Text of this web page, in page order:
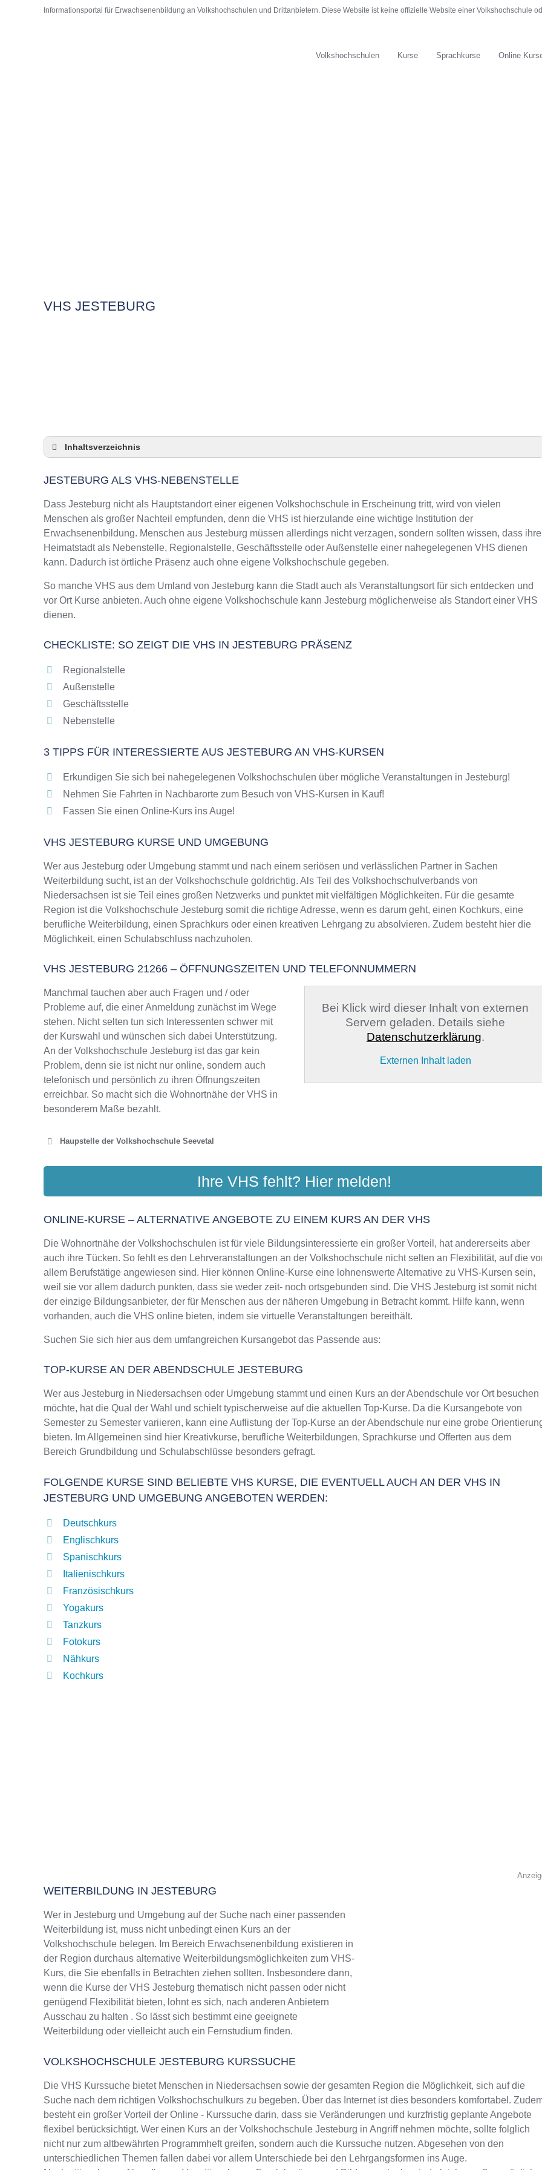
Informationsportal für Erwachsenenbildung an Volkshochschulen und Drittanbietern. Diese Website ist keine offizielle Website einer Volkshochschule
Volkshochschulen Kurse Sprachkurse Online
VHS JESTEBURG
Inhaltsverzeichnis
Checkliste: So zeigt die VHS in Jesteburg Präsenz
3 Tipps für Interessierte aus Jesteburg an VHS-Kursen
VHS Jesteburg Kurse und Umgebung
VHS Jesteburg – Öffnungszeiten und Telefonnummer
Online-Kurse – Alternative Angebote zu einem Kurs an der VHS
Top-Kurse an der Abendschule Jesteburg
Weiterbildung in Jesteburg
VHS Jesteburg Programm 2025 / 2026
JESTEBURG ALS VHS-NEBENSTELLE
Dass Jesteburg nicht als Hauptstandort einer eigenen Volkshochschule in Erscheinung tritt, wird von vielen
Menschen als großer Nachteil empfunden, denn die VHS ist hierzulande eine wichtige Institution der
Erwachsenenbildung. Menschen aus Jesteburg müssen allerdings nicht verzagen, sondern sollten wissen, dass ihre
Heimatstadt als Nebenstelle, Regionalstelle, Geschäftsstelle oder Außenstelle einer nahegelegenen VHS dienen
kann. Dadurch ist örtliche Präsenz auch ohne eigene Volkshochschule gegeben.
So manche VHS aus dem Umland von Jesteburg kann die Stadt auch als Veranstaltungsort für sich entdecken und
vor Ort Kurse anbieten. Auch ohne eigene Volkshochschule kann Jesteburg möglicherweise als Standort einer VHS
dienen.
CHECKLISTE: SO ZEIGT DIE VHS IN JESTEBURG PRÄSENZ
Regionalstelle
Außenstelle
Geschäftsstelle
Nebenstelle
3 TIPPS FÜR INTERESSIERTE AUS JESTEBURG AN VHS-KURSEN
Erkundigen Sie sich bei nahegelegenen Volkshochschulen über mögliche Veranstaltungen in Jesteburg!
Nehmen Sie Fahrten in Nachbarorte zum Besuch von VHS-Kursen in Kauf!
Fassen Sie einen Online-Kurs ins Auge!
VHS JESTEBURG KURSE UND UMGEBUNG
Wer aus Jesteburg oder Umgebung stammt und nach einem seriösen und verlässlichen Partner in Sachen
Weiterbildung sucht, ist an der Volkshochschule goldrichtig. Als Teil des Volkshochschulverbands von
Niedersachsen ist sie Teil eines großen Netzwerks und punktet mit vielfältigen Möglichkeiten. Für die gesamte
Region ist die Volkshochschule Jesteburg somit die richtige Adresse, wenn es darum geht, einen Kochkurs, eine
berufliche Weiterbildung, einen Sprachkurs oder einen kreativen Lehrgang zu absolvieren. Zudem besteht hier die
Möglichkeit, einen Schulabschluss nachzuholen.
VHS JESTEBURG 21266 – ÖFFNUNGSZEITEN UND TELEFONNUMMERN
Manchmal tauchen aber auch Fragen und / oder
Probleme auf, die einer Anmeldung zunächst im Wege
stehen. Nicht selten tun sich Interessenten schwer mit
der Kurswahl und wünschen sich dabei Unterstützung.
An der Volkshochschule Jesteburg ist das gar kein
Problem, denn sie ist nicht nur online, sondern auch
telefonisch und persönlich zu ihren Öffnungszeiten
erreichbar. So macht sich die Wohnortnähe der VHS in
besonderem Maße bezahlt.
Bei Klick wird dieser Inhalt von externen
Servern geladen. Details siehe
Datenschutzerklärung.
Externen Inhalt laden
Haupstelle der Volkshochschule Seevetal
KVHS LANDKREIS HARBURG
Ihre VHS fehlt? Hier melden!
ONLINE-KURSE – ALTERNATIVE ANGEBOTE ZU EINEM KURS AN DER VHS
Die Wohnortnähe der Volkshochschulen ist für viele Bildungsinteressierte ein großer Vorteil, hat andererseits aber
auch ihre Tücken. So fehlt es den Lehrveranstaltungen an der Volkshochschule nicht selten an Flexibilität, auf die
allem Berufstätige angewiesen sind. Hier können Online-Kurse eine lohnenswerte Alternative zu VHS-Kursen sein,
weil sie vor allem dadurch punkten, dass sie weder zeit- noch ortsgebunden sind. Die VHS Jesteburg ist somit nicht
der einzige Bildungsanbieter, der für Menschen aus der näheren Umgebung in Betracht kommt. Hilfe kann, wenn
vorhanden, auch die VHS online bieten, indem sie virtuelle Veranstaltungen bereithält.
Suchen Sie sich hier aus dem umfangreichen Kursangebot das Passende aus:
TOP-KURSE AN DER ABENDSCHULE JESTEBURG
Wer aus Jesteburg in Niedersachsen oder Umgebung stammt und einen Kurs an der Abendschule vor Ort besuchen
möchte, hat die Qual der Wahl und schielt typischerweise auf die aktuellen Top-Kurse. Da die Kursangebote von
Semester zu Semester variieren, kann eine Auflistung der Top-Kurse an der Abendschule nur eine grobe
bieten. Im Allgemeinen sind hier Kreativkurse, berufliche Weiterbildungen, Sprachkurse und Offerten aus dem
Bereich Grundbildung und Schulabschlüsse besonders gefragt.
FOLGENDE KURSE SIND BELIEBTE VHS KURSE, DIE EVENTUELL AUCH AN DER VHS IN
JESTEBURG UND UMGEBUNG ANGEBOTEN WERDEN:
Deutschkurs
Englischkurs
Spanischkurs
Italienischkurs
Französischkurs
Yogakurs
Tanzkurs
Fotokurs
Nähkurs
Kochkurs
WEITERBILDUNG IN JESTEBURG
Wer in Jesteburg und Umgebung auf der Suche nach einer passenden
Weiterbildung ist, muss nicht unbedingt einen Kurs an der
Volkshochschule belegen. Im Bereich Erwachsenenbildung existieren in
der Region durchaus alternative Weiterbildungsmöglichkeiten zum VHS-
Kurs, die Sie ebenfalls in Betrachten ziehen sollten. Insbesondere dann,
wenn die Kurse der VHS Jesteburg thematisch nicht passen oder nicht
genügend Flexibilität bieten, lohnt es sich, nach anderen Anbietern
Ausschau zu halten . So lässt sich bestimmt eine geeignete
Weiterbildung oder vielleicht auch ein Fernstudium finden.
VOLKSHOCHSCHULE JESTEBURG KURSSUCHE
Die VHS Kurssuche bietet Menschen in Niedersachsen sowie der gesamten Region die Möglichkeit, sich auf die
Suche nach dem richtigen Volkshochschulkurs zu begeben. Über das Internet ist dies besonders komfortabel.
besteht ein großer Vorteil der Online - Kurssuche darin, dass sie Veränderungen und kurzfristig geplante Angebote
flexibel berücksichtigt. Wer einen Kurs an der Volkshochschule Jesteburg in Angriff nehmen möchte, sollte folglich
nicht nur zum altbewährten Programmheft greifen, sondern auch die Kurssuche nutzen. Abgesehen von den
unterschiedlichen Themen fallen dabei vor allem Unterschiede bei den Lehrgangsformen ins Auge.